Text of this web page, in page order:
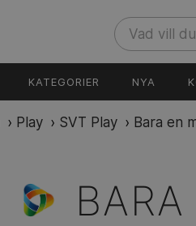
KATEGORIER NYA
› Play › SVT Play › Bara en